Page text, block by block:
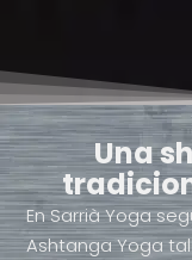
Una
En Sarrià Yoga
Ashtanga Yoga